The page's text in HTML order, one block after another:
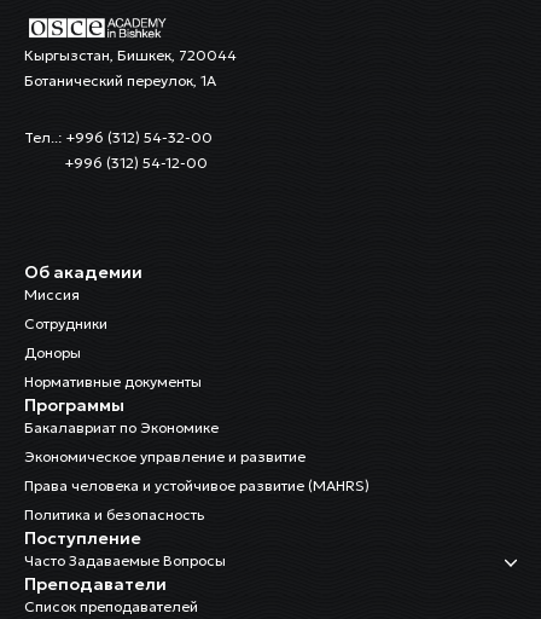
Кыргызстан, Бишкек, 720044
Ботанический переулок, 1А
Тел..: +996 (312) 54-32-00
+996 (312) 54-12-00
Об академии
Миссия
Сотрудники
Доноры
Нормативные документы
Программы
Бакалавриат по Экономике
Экономическое управление и развитие
Права человека и устойчивое развитие (MAHRS)
Политика и безопасность
Поступление
Часто Задаваемые Вопросы
Преподаватели
Список преподавателей